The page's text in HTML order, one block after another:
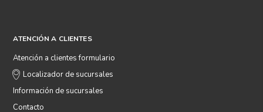
ATENCIÓN A CLIENTES
Atención a clientes formulario
Localizador de sucursales
Información de sucursales
Contacto